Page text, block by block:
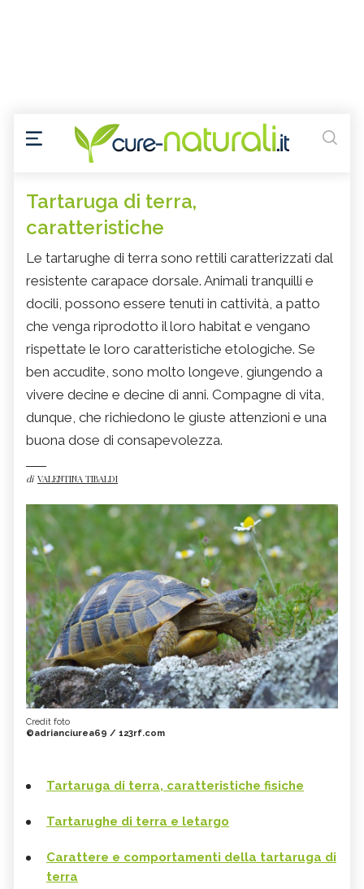
Tartaruga di terra,
caratteristiche
Le tartarughe di terra sono rettili caratterizzati dal
resistente carapace dorsale. Animali tranquilli e
docili, possono essere tenuti in cattività, a patto
che venga riprodotto il loro habitat e vengano
rispettate le loro caratteristiche etologiche. Se
ben accudite, sono molto longeve, giungendo a
vivere decine e decine di anni. Compagne di vita,
dunque, che richiedono le giuste attenzioni e una
buona dose di consapevolezza.
di VALENTINA TIBALDI
Credit foto
©adrianciurea69 / 123rf.com
Tartaruga di terra, caratteristiche fisiche
Tartarughe di terra e letargo
Carattere e comportamenti della tartaruga di
terra